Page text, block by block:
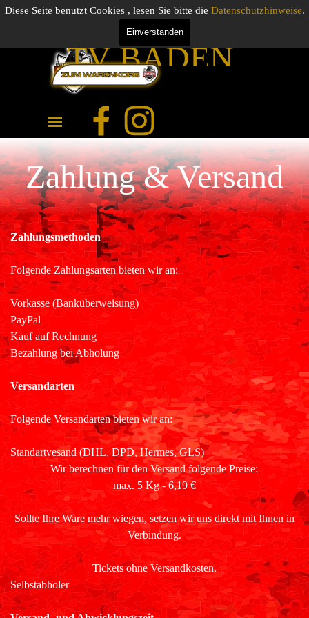
Diese Seite benutzt Cookies , lesen Sie bitte die Datenschutzhinweise.
Einverstanden
Direkt zum SeiteninhaltUNSER
TV BADEN
FANSHOP
JETZT
ZUGREIFEN !
Menü überspringen
0.00 €
Zahlung & Versand
Zahlungsmethoden
Folgende Zahlungsarten bieten wir an:
Vorkasse (Banküberweisung)
PayPal
Kauf auf Rechnung
Bezahlung bei Abholung
Versandarten
Folgende Versandarten bieten wir an:
Standartvesand (DHL, DPD, Hermes, GLS)
Wir berechnen für den Versand folgende Preise:
max. 5 Kg - 6,19 €
Sollte Ihre Ware mehr wiegen, setzen wir uns direkt mit Ihnen in
Verbindung.
Tickets ohne Versandkosten.
Selbstabholer